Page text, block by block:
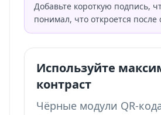
Добавьте короткую подпись,
понимал, что откроется после
Используйте
контраст
Чёрные модули QR-